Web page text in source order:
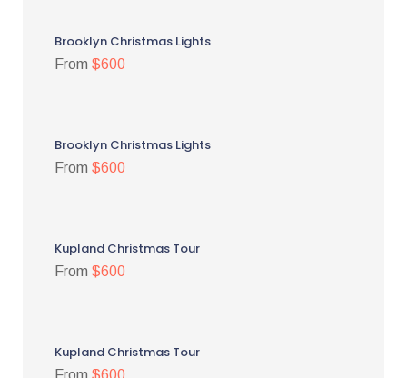
Brooklyn Christmas Lights
From $600
Brooklyn Christmas Lights
From $600
Kupland Christmas Tour
From $600
Kupland Christmas Tour
From $600